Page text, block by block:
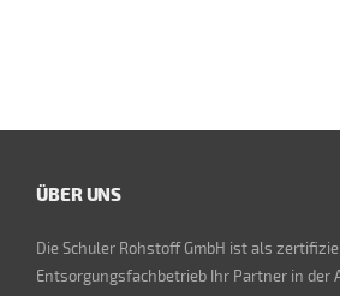
ÜBER UNS
Die Schuler Rohstoff GmbH ist als
Entsorgungsfachbetrieb Ihr Partner in der